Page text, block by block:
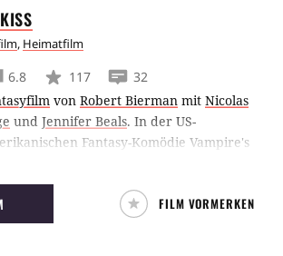
KISS
, Heimatfilm
6.8 117
32
von Robert Bierman mit Nicolas
und Jennifer Beals. In der US-
Fantasy-Komödie Vampire's
Literaturagenten, der nach
Nacht mit einem Vampir langsam
wird.
FILM VORMERKEN